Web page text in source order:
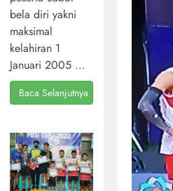
bela diri yakni
maksimal
kelahiran 1
Januari 2005 ...
Baca Selanjutnya